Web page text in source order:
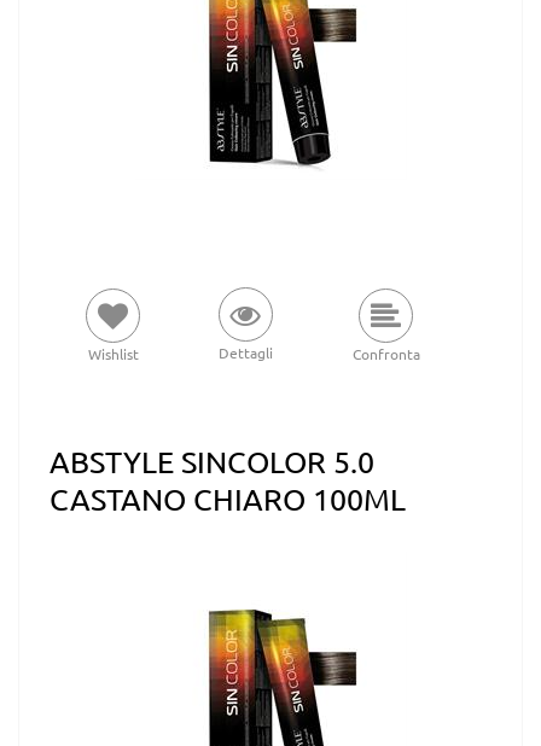
Wishlist Dettagli Confronta
ABSTYLE SINCOLOR 5.0
CASTANO CHIARO 100ML